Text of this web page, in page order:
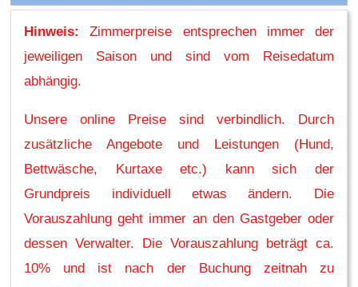
Hinweis:
Zimmerpreise entsprechen immer der
jeweiligen Saison und sind vom Reisedatum
abhängig.
Unsere online Preise sind verbindlich. Durch
zusätzliche Angebote und Leistungen (Hund,
Bettwäsche, Kurtaxe etc.) kann sich der
Grundpreis individuell etwas ändern. Die
Vorauszahlung geht immer an den Gastgeber oder
dessen Verwalter. Die Vorauszahlung beträgt ca.
10% und ist nach der Buchung zeitnah zu